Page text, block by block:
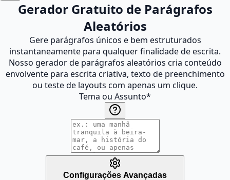
Gerador Gratuito de Parágrafos
Aleatórios
Gere parágrafos únicos e bem estruturados
instantaneamente para qualquer finalidade de escrita.
Nosso gerador de parágrafos aleatórios cria conteúdo
envolvente para escrita criativa, texto de preenchimento
ou teste de layouts com apenas um clique.
Tema ou Assunto*
Configurações Avançadas